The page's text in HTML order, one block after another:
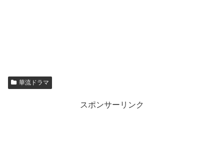
華流ドラマ
スポンサーリンク